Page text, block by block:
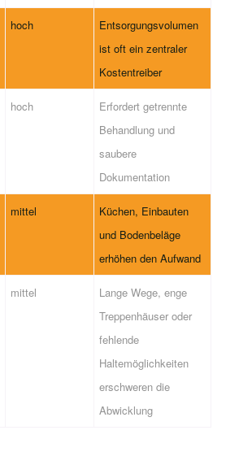
hoch
Entsorgungsvolumen
ist oft ein zentraler
Kostentreiber
hoch
Erfordert getrennte
Behandlung und
saubere
Dokumentation
mittel
Küchen, Einbauten
und Bodenbeläge
erhöhen den Aufwand
mittel
Lange Wege, enge
Treppenhäuser oder
fehlende
Haltemöglichkeiten
erschweren die
Abwicklung